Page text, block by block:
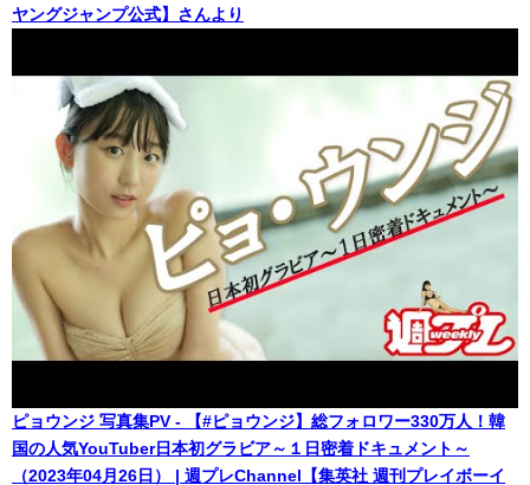
ヤングジャンプ公式】さんより
ピョウンジ 写真集PV - 【#ピョウンジ】総フォロワー330万人！韓
国の人気YouTuber日本初グラビア～１日密着ドキュメント～
（2023年04月26日） | 週プレChannel【集英社 週刊プレイボーイ